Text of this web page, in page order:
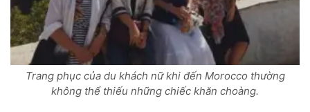
Trang phục của du khách nữ khi đến Morocco thường
không thể thiếu những chiếc khăn choàng.